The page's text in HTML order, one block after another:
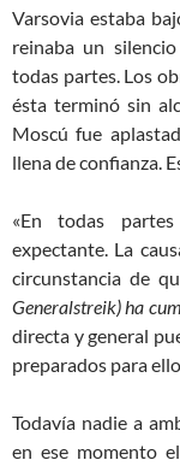
Varsovia estaba
reinaba un
todas partes. Los
ésta terminó sin
Moscú fue
llena de confianza.
«En todas
expectante. La
circunstancia de
Generalstreik) ha
directa y general
preparados para
Todavía nadie a
en ese momento